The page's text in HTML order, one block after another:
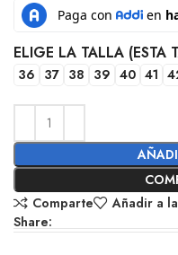
ELIGE LA TALLA (ESTA
36 37 38 39 40 41
Comparte
Añadir a
Share: